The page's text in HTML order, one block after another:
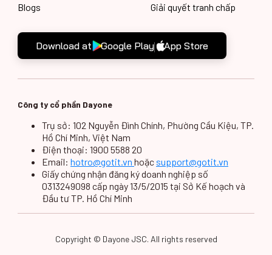
Blogs Giải quyết tranh chấp
Download at Google Play App Store
Công ty cổ phần Dayone
Trụ sở: 102 Nguyễn Đình Chính, Phường Cầu Kiệu, TP.
Hồ Chí Minh, Việt Nam
Điện thoại: 1900 5588 20
Email: hotro@gotit.vn hoặc support@gotit.vn
Giấy chứng nhận đăng ký doanh nghiệp số
0313249098 cấp ngày 13/5/2015 tại Sở Kế hoạch và
Đầu tư TP. Hồ Chí Minh
Copyright © Dayone JSC. All rights reserved